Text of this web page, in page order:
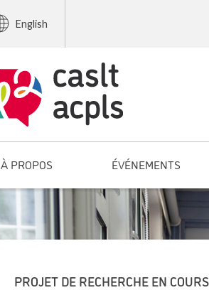
English
À PROPOS ÉVÉNEMENTS
PROJET DE RECHERCHE EN COURS